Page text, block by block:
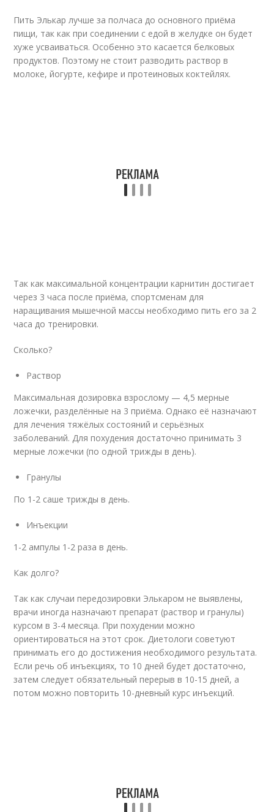
Пить Элькар лучше за полчаса до основного приёма
пищи, так как при соединении с едой в желудке он будет
хуже усваиваться. Особенно это касается белковых
продуктов. Поэтому не стоит разводить раствор в
молоке, йогурте, кефире и протеиновых коктейлях.
Так как максимальной концентрации карнитин достигает
через 3 часа после приёма, спортсменам для
наращивания мышечной массы необходимо пить его за 2
часа до тренировки.
Сколько?
Раствор
Максимальная дозировка взрослому — 4,5 мерные
ложечки, разделённые на 3 приёма. Однако её назначают
для лечения тяжёлых состояний и серьёзных
заболеваний. Для похудения достаточно принимать 3
мерные ложечки (по одной трижды в день).
Гранулы
По 1-2 саше трижды в день.
Инъекции
1-2 ампулы 1-2 раза в день.
Как долго?
Так как случаи передозировки Элькаром не выявлены,
врачи иногда назначают препарат (раствор и гранулы)
курсом в 3-4 месяца. При похудении можно
ориентироваться на этот срок. Диетологи советуют
принимать его до достижения необходимого результата.
Если речь об инъекциях, то 10 дней будет достаточно,
затем следует обязательный перерыв в 10-15 дней, а
потом можно повторить 10-дневный курс инъекций.